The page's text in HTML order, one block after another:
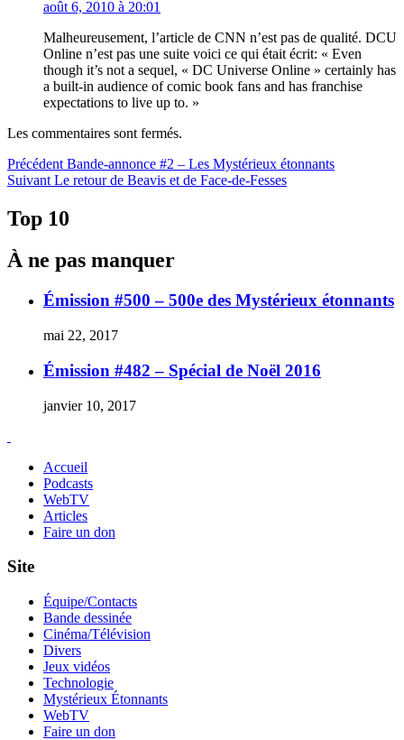
août 6, 2010 à 20:01
Malheureusement, l’article de CNN n’est pas de qualité. DCU
Online n’est pas une suite voici ce qui était écrit: « Even
though it’s not a sequel, « DC Universe Online » certainly has
a built-in audience of comic book fans and has franchise
expectations to live up to. »
Les commentaires sont fermés.
Navigation
de
l'article
Précédent Article
précédent :
Bande-annonce #2 – Les Mystérieux étonnants
Suivant Article
Le retour de Beavis et de Face-de-Fesses
Top 10
À ne pas manquer
Émission #500 – 500e des Mystérieux étonnants
mai 22, 2017
Émission #482 – Spécial de Noël 2016
janvier 10, 2017
Accueil
Podcasts
WebTV
Articles
Faire un don
Site
Équipe/Contacts
Bande dessinée
Cinéma/Télévision
Divers
Jeux vidéos
Technologie
Mystérieux Étonnants
WebTV
Faire un don